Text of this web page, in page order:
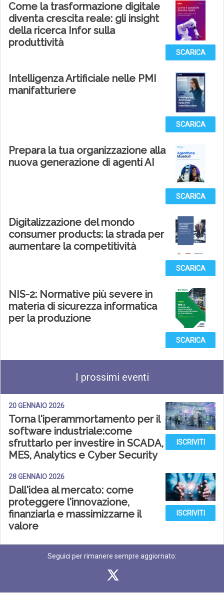
Come la trasformazione digitale
diventa crescita reale: gli insight
della ricerca Infor sulla
produttività
SCARICA
Intelligenza Artificiale nelle PMI
manifatturiere
SCARICA
Prepara la tua organizzazione alla
nuova generazione di agenti AI
SCARICA
Digitalizzazione del mondo
consumer products: la strada per
aumentare la competitività
SCARICA
NIS-2: Normative più severe in
materia di sicurezza informatica
per la produzione
SCARICA
I prossimi eventi
20 GENNAIO 2026
Torna l'iperammortamento per il
software industriale:come
sfruttarlo per investire in SCADA,
MES, Analytics e Cyber Security
ISCRIVITI
28 GENNAIO 2026
Dall'idea al mercato: come
proteggere l'innovazione,
finanziarla e massimizzarne il
valore
ISCRIVITI
Seguici per rimanere sempre aggiornato: